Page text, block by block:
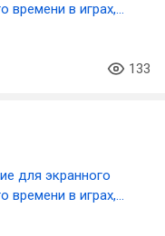
времени в играх,
133
для экранного
времени в играх,